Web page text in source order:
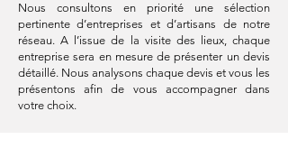
Nous consultons en priorité une sélection
pertinente d’entreprises et d’artisans de notre
réseau. A l’issue de la visite des lieux, chaque
entreprise sera en mesure de présenter un devis
détaillé. Nous analysons chaque devis et vous les
présentons afin de vous accompagner dans
votre choix.